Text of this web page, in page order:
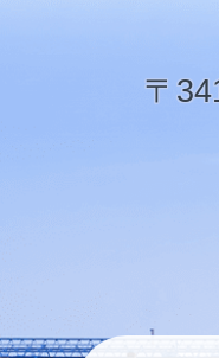
〒